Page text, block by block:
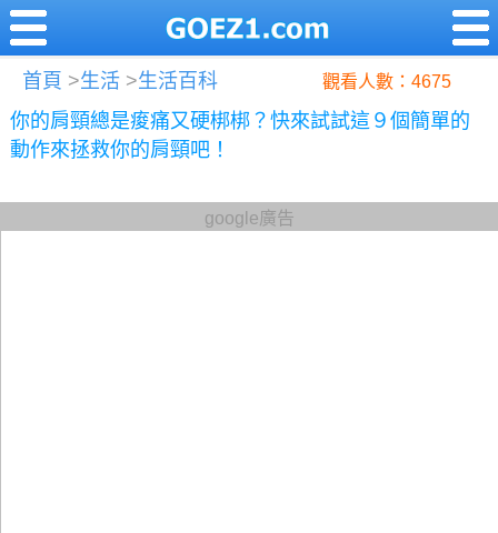
首頁 >生活 >生活百科 觀看人數：4675
你的肩頸總是痠痛又硬梆梆？快來試試這９個簡單的
動作來拯救你的肩頸吧！
google廣告